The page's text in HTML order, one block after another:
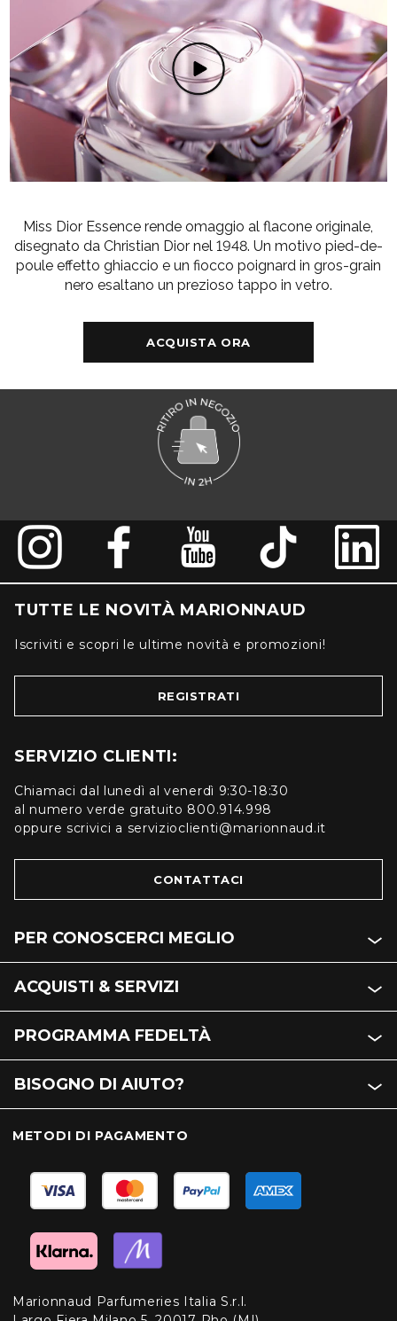
Miss Dior Essence rende omaggio al flacone originale,
disegnato da Christian Dior nel 1948. Un motivo pied-de-
poule effetto ghiaccio e un fiocco poignard in gros-grain
nero esaltano un prezioso tappo in vetro.
ACQUISTA ORA
TUTTE LE NOVITÀ MARIONNAUD
Iscriviti e scopri le ultime novità e promozioni!
REGISTRATI
SERVIZIO CLIENTI:
Chiamaci dal lunedì al venerdì 9:30-18:30
al numero verde gratuito 800.914.998
oppure scrivici a servizioclienti@marionnaud.it
CONTATTACI
PER CONOSCERCI MEGLIO
ACQUISTI & SERVIZI
PROGRAMMA FEDELTÀ
BISOGNO DI AIUTO?
METODI DI PAGAMENTO
Marionnaud Parfumeries Italia S.r.l.